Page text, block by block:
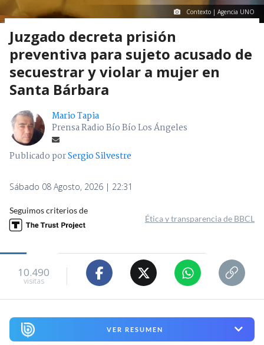
Contexto | Agencia UNO
Juzgado decreta prisión
preventiva para sujeto acusado de
secuestrar y violar a mujer en
Santa Bárbara
Mario Tapia
Prensa Radio Bío Bío Los Ángeles
Publicado porSergio Silvestre
Sábado 08 Agosto, 2026 | 22:31
Seguimos criterios de
Ética y transparencia de BBCL
10.490
visitas
VER RESUMEN